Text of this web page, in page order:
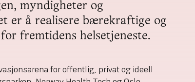
myndigheter og
er å realisere bærekraftige og
fremtidens helsetjeneste.
for offentlig, privat og ideell